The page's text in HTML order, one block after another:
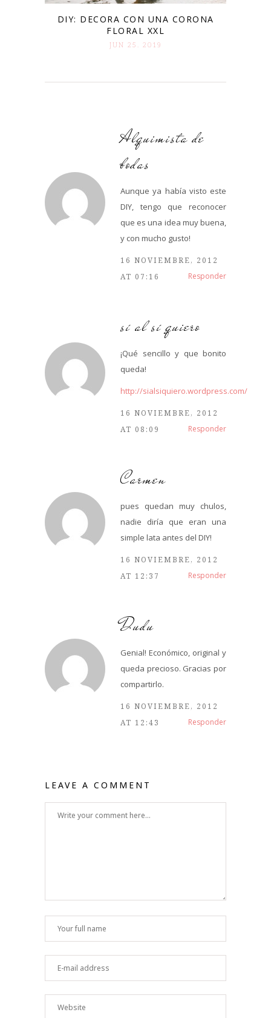
DIY: DECORA CON UNA CORONA
FLORAL XXL
JUN 25. 2019
Alquimista de
bodas
Aunque ya había visto este
DIY, tengo que reconocer
que es una idea muy buena,
y con mucho gusto!
16 NOVIEMBRE, 2012
AT 07:16
Responder
sí al sí quiero
¡Qué sencillo y que bonito
queda!
http://sialsiquiero.wordpress.com/
16 NOVIEMBRE, 2012
AT 08:09
Responder
Carmen
pues quedan muy chulos,
nadie diría que eran una
simple lata antes del DIY!
16 NOVIEMBRE, 2012
AT 12:37
Responder
Dudu
Genial! Económico, original y
queda precioso. Gracias por
compartirlo.
16 NOVIEMBRE, 2012
AT 12:43
Responder
LEAVE A COMMENT